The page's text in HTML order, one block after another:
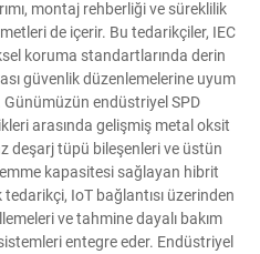
montaj rehberliği ve süreklilik
de içerir. Bu tedarikçiler, IEC
koruma standartlarında derin
güvenlik düzenlemelerine uyum
Günümüzün endüstriyel SPD
arasında gelişmiş metal oksit
deşarj tüpü bileşenleri ve üstün
kapasitesi sağlayan hibrit
IoT bağlantısı üzerinden
ve tahmine dayalı bakım
entegre eder. Endüstriyel